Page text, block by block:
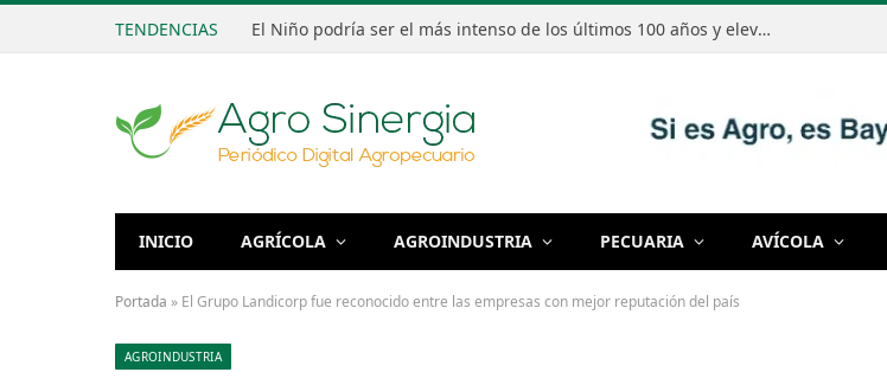
TENDENCIAS El Niño podría ser el más intenso de los últimos 100 años y elevar el riesgo de excesos de lluvias en Paraguay
INICIO AGRÍCOLA AGROINDUSTRIA PECUARIA AVÍCOLA
Portada » El Grupo Landicorp fue reconocido entre las empresas con mejor reputación del país
AGROINDUSTRIA